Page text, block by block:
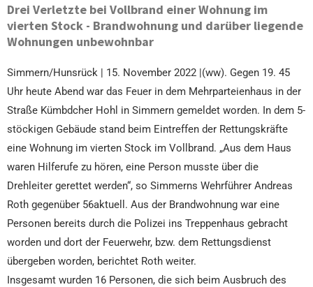
Drei Verletzte bei Vollbrand einer Wohnung im
vierten Stock - Brandwohnung und darüber liegende
Wohnungen unbewohnbar
Simmern/Hunsrück | 15. November 2022 |(ww). Gegen 19. 45
Uhr heute Abend war das Feuer in dem Mehrparteienhaus in der
Straße Kümbdcher Hohl in Simmern gemeldet worden. In dem 5-
stöckigen Gebäude stand beim Eintreffen der Rettungskräfte
eine Wohnung im vierten Stock im Vollbrand. „Aus dem Haus
waren Hilferufe zu hören, eine Person musste über die
Drehleiter gerettet werden“, so Simmerns Wehrführer Andreas
Roth gegenüber 56aktuell. Aus der Brandwohnung war eine
Personen bereits durch die Polizei ins Treppenhaus gebracht
worden und dort der Feuerwehr, bzw. dem Rettungsdienst
übergeben worden, berichtet Roth weiter.
Insgesamt wurden 16 Personen, die sich beim Ausbruch des